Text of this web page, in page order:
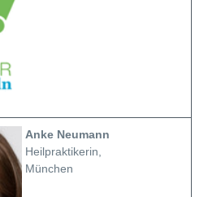
Anke Neumann
Heilpraktikerin,
München